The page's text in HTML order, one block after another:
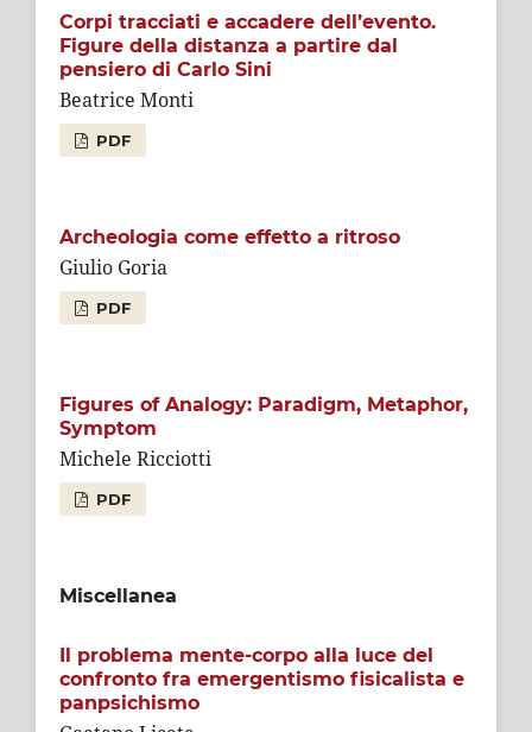
Corpi tracciati e accadere dell’evento.
Figure della distanza a partire dal
pensiero di Carlo Sini
Beatrice Monti
PDF
Archeologia come effetto a ritroso
Giulio Goria
PDF
Figures of Analogy: Paradigm, Metaphor,
Symptom
Michele Ricciotti
PDF
Miscellanea
Il problema mente-corpo alla luce del
confronto fra emergentismo fisicalista e
panpsichismo